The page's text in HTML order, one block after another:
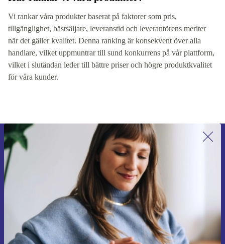
Vi rankar våra produkter baserat på faktorer som pris,
tillgänglighet, bästsäljare, leveranstid och leverantörens meriter
när det gäller kvalitet. Denna ranking är konsekvent över alla
handlare, vilket uppmuntrar till sund konkurrens på vår plattform,
vilket i slutändan leder till bättre priser och högre produktkvalitet
för våra kunder.
Anmäl dig till vårt nyhetsbrev för
första gången och spara 200 kr!
Missa aldrig ett erbjudande igen.
Begär kupong
Information om användningen av personuppgifter finns i vår